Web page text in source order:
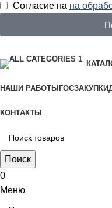
Согласие на на
НАШИ РАБОТЫ ГОСЗАКУПКИ
КОНТАКТЫ
Поиск
0
Меню